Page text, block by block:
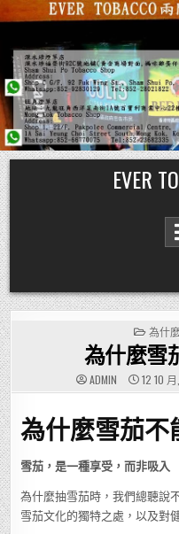
Skip
to
content
EVER
IN
為什
為什麼雪
ADMIN 12 10
為什麼雪茄不
雪茄，是一種享受，而非吸入
為什麼抽雪茄時，我們總聽說
雪茄文化的獨特之處，以及對